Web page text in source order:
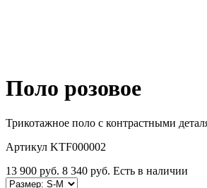
Поло розовое
Трикотажное поло с контрастными
Артикул KTF000002
13 900 руб. 8 340 руб. Есть в наличии